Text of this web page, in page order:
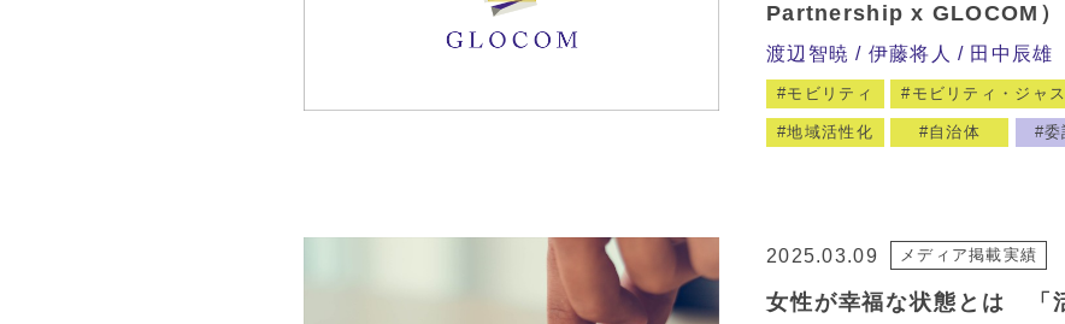
Partnership x GLOCOM）
渡辺智暁 伊藤将人 田中辰雄
モビリティ モビリティ・ジャ
地域活性化 自治体 委
2025.03.09 メディア掲載実績
女性が幸福な状態とは 「